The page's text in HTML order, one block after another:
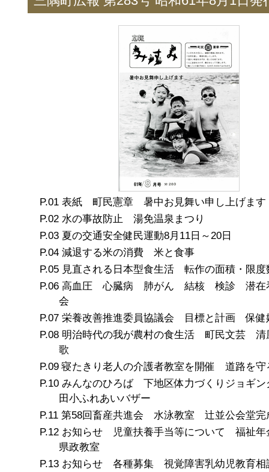
表紙 町民憲章 暑中お見舞い申し上げます
水の事故防止 湯免温泉まつり
夏の交通安全健民運動8月11日～20日
減退する米の消費 米と食事
見直される日本型食生活 転作の面積・限度
高血圧 心臓病 肺がん 結核 検診 潜在
会
栄養改善推進委員協議会 目標と計画 保健
明治時代の我が農村の食生活 町民文芸
歌
寝たきり老人の介護者教室を開催 道路を守
みんなのひろば 下地区体力づくりジョギ
田小ふれあいバザー
第58回畜産共進会 水泳教室 辻並公会堂完
お知らせ 児童扶養手当等について 福祉
県政教室
お知らせ 各種募集 視覚障害乳幼児教育